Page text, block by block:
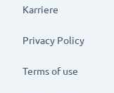
Karriere
Privacy Policy
Terms of use